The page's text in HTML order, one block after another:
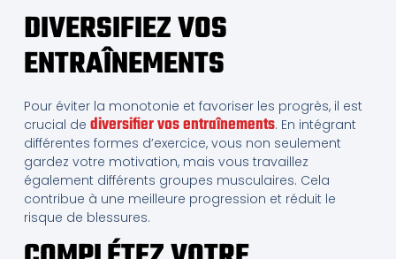
DIVERSIFIEZ VOS
ENTRAÎNEMENTS
Pour éviter la monotonie et favoriser les progrès, il est
crucial de diversifier vos entraînements. En intégrant
différentes formes d’exercice, vous non seulement
gardez votre motivation, mais vous travaillez
également différents groupes musculaires. Cela
contribue à une meilleure progression et réduit le
risque de blessures.